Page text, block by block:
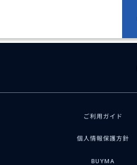
ご利用ガイド
個人情報保護方針
BUYMA